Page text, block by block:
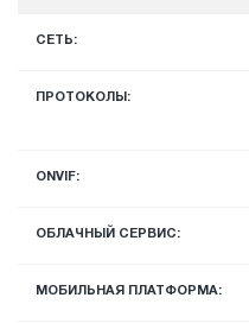
СЕТЬ:
ПРОТОКОЛЫ:
ONVIF:
ОБЛАЧНЫЙ СЕРВИС:
МОБИЛЬНАЯ ПЛАТФОРМА: